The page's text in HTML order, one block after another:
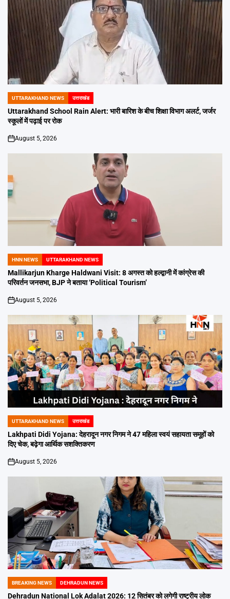
POSTED
IN
UTTARAKHAND NEWS उत्तराखंड
Uttarakhand School Rain Alert: भारी बारिश के बीच शिक्षा विभाग अलर्ट, जर्जर
स्कूलों में पढ़ाई पर रोक
on
August 5, 2026
POSTED
IN
HNN NEWS UTTARAKHAND NEWS
Mallikarjun Kharge Haldwani Visit: 8 अगस्त को हल्द्वानी में कांग्रेस की
परिवर्तन जनसभा, BJP ने बताया ‘Political Tourism’
on
August 5, 2026
POSTED
IN
UTTARAKHAND NEWS उत्तराखंड
Lakhpati Didi Yojana: देहरादून नगर निगम ने 47 महिला स्वयं सहायता समूहों को
दिए चेक, बढ़ेगा आर्थिक सशक्तिकरण
on
August 5, 2026
POSTED
IN
BREAKING NEWS DEHRADUN NEWS
Dehradun National Lok Adalat 2026: 12 सितंबर को लगेगी राष्ट्रीय लोक